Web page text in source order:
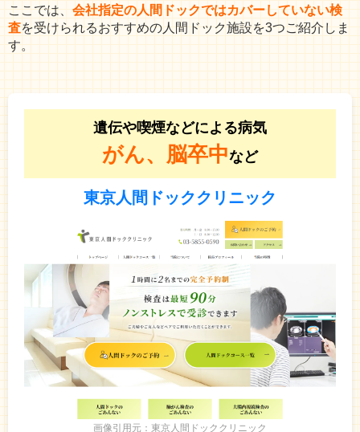
ここでは、会社指定の人間ドックではカバーしていない検
査を受けられるおすすめの人間ドック施設を3つご紹介しま
す。
遺伝や喫煙などによる病気
がん、脳卒中など
東京人間ドッククリニック
画像引用元：東京人間ドッククリニック